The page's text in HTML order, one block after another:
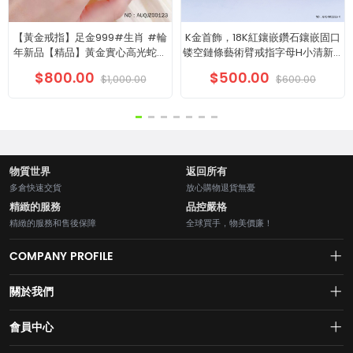
【黃金戒指】足金999#生肖 #輪
年新品【精品】黃金實心高光蛇骨
$800.00 $1,000.00
K金首飾，18K紅鑲嵌鑽石鑲嵌固口
镂空鏈條藝術臂戒指字母H小清新圈
$500.00 $600.00
物質世界
多倉快速交貨
返回所有
放心購物退貨無憂
精緻的服務
精緻的服務和售後保障
品控嚴格
全球買手，物美價廉！
COMPANY PROFILE
關於我們
About us
Join us
會員中心